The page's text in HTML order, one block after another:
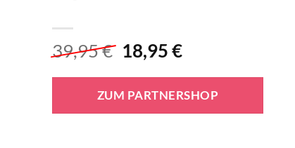
39,95€ Ursprünglicher
war:
39,95 €
18,95€Aktueller
ist:
18,95 €.
ZUM PARTNERSHOP